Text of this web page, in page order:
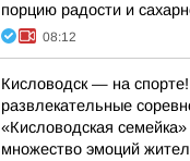
порцию радости и
08:12
Кисловодск — на
развлекательные
«Кисловодская
множество эмоций